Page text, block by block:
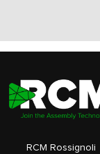
RCM Rossignoli